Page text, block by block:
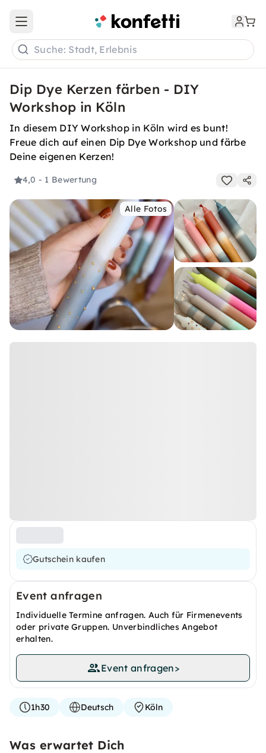
Open main menu
Suche: Stadt, Erlebnis
Dip Dye Kerzen färben - DIY
Workshop in Köln
In diesem DIY Workshop in Köln wird es bunt!
Freue dich auf einen Dip Dye Workshop und färbe
Deine eigenen Kerzen!
4,0 - 1 Bewertung
Alle Fotos
Gutschein kaufen
Event anfragen
Individuelle Termine anfragen. Auch für Firmenevents
oder private Gruppen. Unverbindliches Angebot
erhalten.
Event anfragen>
1h30 Deutsch Köln
Was erwartet Dich